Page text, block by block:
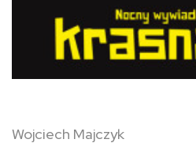
Wojciech Majczyk